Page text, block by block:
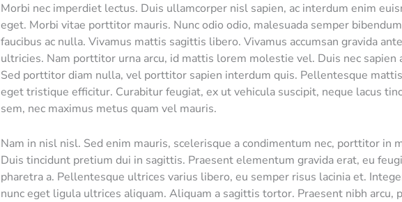
Morbi nec imperdiet lectus. Duis ullamcorper nisl sapien, ac interdum enim
eget. Morbi vitae porttitor mauris. Nunc odio odio, malesuada semper
faucibus ac nulla. Vivamus mattis sagittis libero. Vivamus accumsan gravida
ultricies. Nam porttitor urna arcu, id mattis lorem molestie vel. Duis nec sapien
Sed porttitor diam nulla, vel porttitor sapien interdum quis. Pellentesque
eget tristique efficitur. Curabitur feugiat, ex ut vehicula suscipit, neque lacus
sem, nec maximus metus quam vel mauris.
Nam in nisl nisl. Sed enim mauris, scelerisque a condimentum nec, porttitor in
Duis tincidunt pretium dui in sagittis. Praesent elementum gravida erat, eu
pharetra a. Pellentesque ultrices varius libero, eu semper risus lacinia et.
nunc eget ligula ultrices aliquam. Aliquam a sagittis tortor. Praesent nibh arcu,